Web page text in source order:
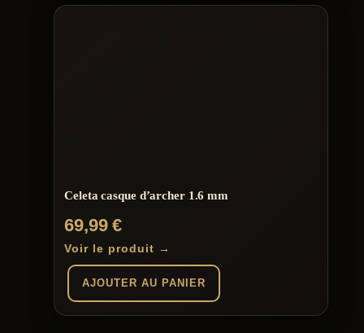
Celeta casque d’archer 1.6 mm
69,99€
Voir le produit →
AJOUTER AU PANIER